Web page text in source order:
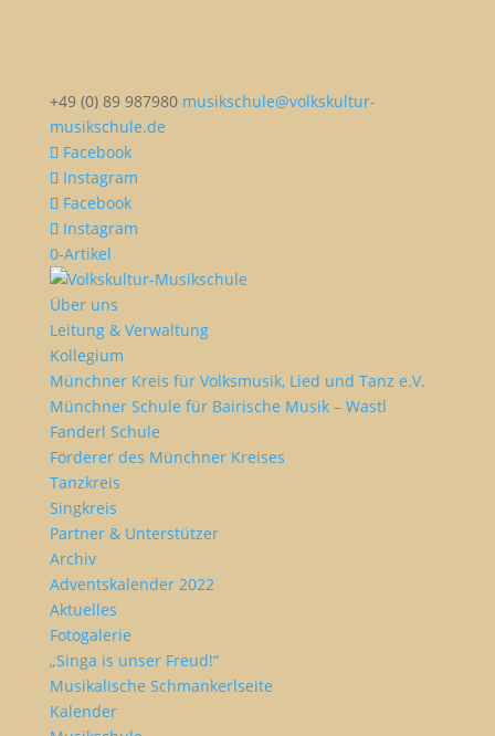
+49 (0) 89 987980 musikschule@volkskultur-
musikschule.de
Facebook
Instagram
Facebook
Instagram
0-Artikel
Über uns
Leitung & Verwaltung
Kollegium
Münchner Kreis für Volksmusik, Lied und Tanz e.V.
Münchner Schule für Bairische Musik – Wastl
Fanderl Schule
Förderer des Münchner Kreises
Tanzkreis
Singkreis
Partner & Unterstützer
Archiv
Adventskalender 2022
Aktuelles
Fotogalerie
„Singa is unser Freud!“
Musikalische Schmankerlseite
Kalender